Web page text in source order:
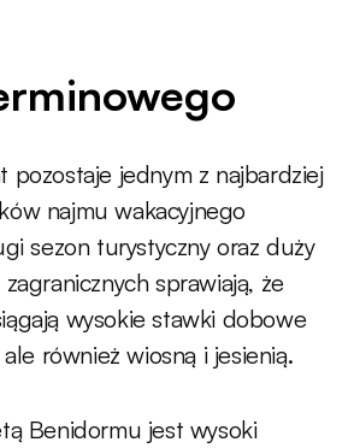
pozostaje jednym z najbardziej
najmu wakacyjnego
sezon turystyczny oraz duży
sprawiają, że
wysokie stawki dobowe
również wiosną i jesienią.
Benidormu jest wysoki